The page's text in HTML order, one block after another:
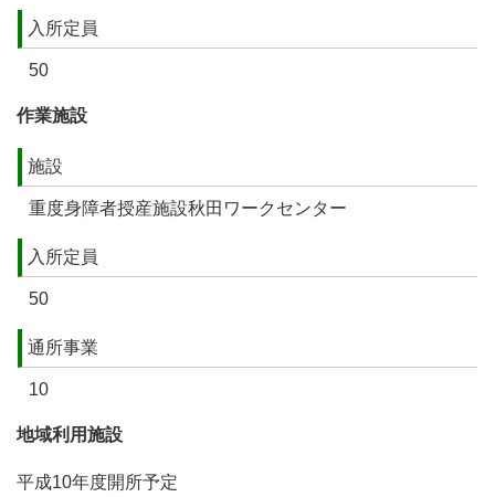
入所定員
50
作業施設
施設
重度身障者授産施設秋田ワークセンター
入所定員
50
通所事業
10
地域利用施設
平成10年度開所予定